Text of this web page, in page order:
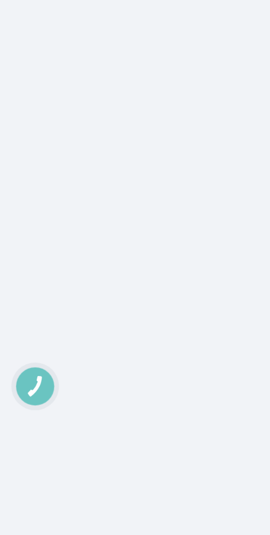
КНОПКА
ЗВ'ЯЗКУ